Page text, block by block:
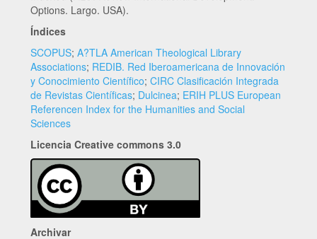
Options. Largo. USA).
Índices
SCOPUS; A?TLA American Theological Library
Associations; REDIB. Red Iberoamericana de Innovación
y Conocimiento Científico; CIRC Clasificación Integrada
de Revistas Científicas; Dulcinea; ERIH PLUS European
Referencen Index for the Humanities and Social
Sciences
Licencia Creative commons 3.0
Archivar